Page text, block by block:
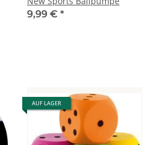
9,99 € *
AUF LAGER